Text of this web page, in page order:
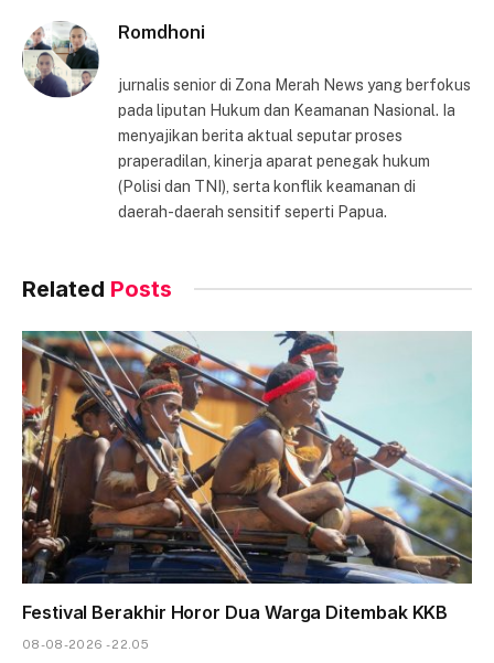
Romdhoni
jurnalis senior di Zona Merah News yang berfokus
pada liputan Hukum dan Keamanan Nasional. Ia
menyajikan berita aktual seputar proses
praperadilan, kinerja aparat penegak hukum
(Polisi dan TNI), serta konflik keamanan di
daerah-daerah sensitif seperti Papua.
Related Posts
Festival Berakhir Horor Dua Warga Ditembak KKB
08-08-2026 - 22.05